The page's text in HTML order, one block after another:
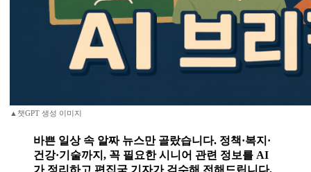
▲챗GPT 생성 이미지
바쁜 일상 속 알짜 뉴스만 골랐습니다. 정책·복지·
건강·기술까지, 꼭 필요한 시니어 관련 정보를 AI